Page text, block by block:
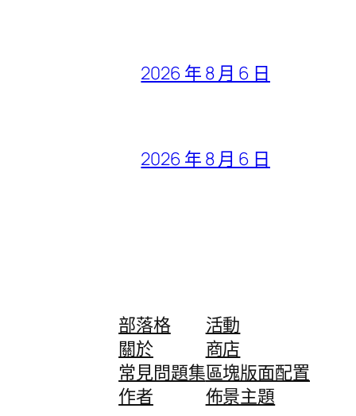
2026 年 8 月 6 日
2026 年 8 月 6 日
部落格
關於
常見問題集
作者
活動
商店
區塊版面配置
佈景主題